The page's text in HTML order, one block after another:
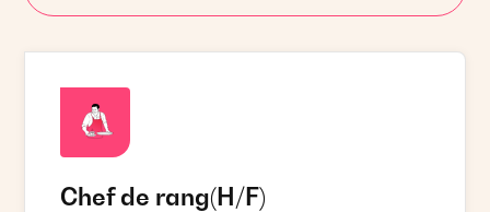
Chef de rang(H/F)